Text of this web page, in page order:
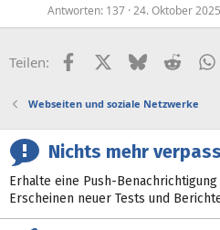
Antworten 137 24. Oktober 2025
Teilen: FacebookX (Twitter)
BlueskyReddit
Webseiten und soziale Netzwerke
Nichts mehr
Erhalte eine Push-
Erscheinen neuer Tests und